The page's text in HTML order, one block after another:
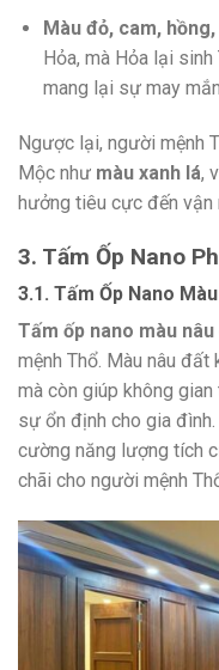
Màu đỏ, cam,
Hỏa, mà Hỏa lại
mang lại sự may
Ngược lại, người mệnh
Mộc như màu xanh lá,
hưởng tiêu cực đến vận
3. Tấm Ốp Nano
3.1. Tấm Ốp Nano
Tấm ốp nano màu
mệnh Thổ. Màu nâu
mà còn giúp không
sự ổn định cho gia
cường năng lượng tích
chãi cho người mệnh